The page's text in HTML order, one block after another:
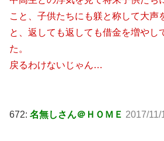
こと、子供たちにも躾と称して大声
と、返しても返しても借金を増やし
た。
戻るわけないじゃん…
672: 名無しさん＠ＨＯＭＥ 2017/11/